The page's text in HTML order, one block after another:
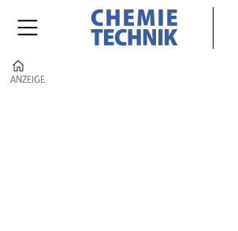
ANZEIGE
ANZEIGE